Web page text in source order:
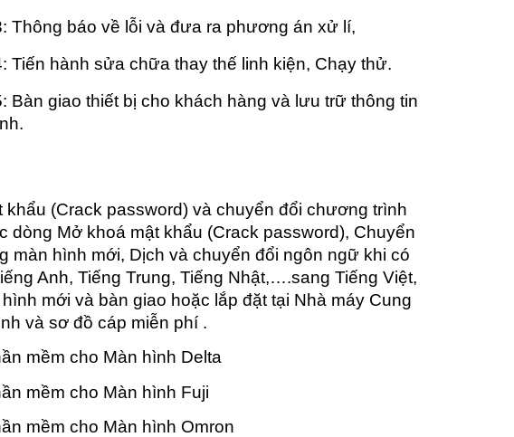
Thông báo về lỗi và đưa ra phương án xử lí,
Tiến hành sửa chữa thay thế linh kiện, Chạy thử.
Bàn giao thiết bị cho khách hàng và lưu trữ thông tin
khẩu (Crack password) và chuyển đổi chương trình
dòng Mở khoá mật khẩu (Crack password), Chuyển
màn hình mới, Dịch và chuyển đổi ngôn ngữ khi có
Anh, Tiếng Trung, Tiếng Nhật,….sang Tiếng Việt,
mới và bàn giao hoặc lắp đặt tại Nhà máy Cung
và sơ đồ cáp miễn phí .
mềm cho Màn hình Delta
mềm cho Màn hình Fuji
mềm cho Màn hình Omron